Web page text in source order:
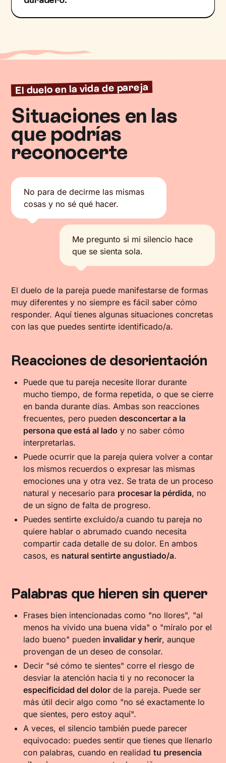
El duelo en la vida de pareja
Situaciones en las
que podrías
reconocerte
No para de decirme las mismas
cosas y no sé qué hacer.
Me pregunto si mi silencio hace
que se sienta sola.
El duelo de la pareja puede manifestarse de formas
muy diferentes y no siempre es fácil saber cómo
responder. Aquí tienes algunas situaciones concretas
con las que puedes sentirte identificado/a.
Reacciones de desorientación
Puede que tu pareja necesite llorar durante
mucho tiempo, de forma repetida, o que se cierre
en banda durante días. Ambas son reacciones
frecuentes, pero puedendesconcertar a la
persona que está al lado y no saber cómo
interpretarlas.
Puede ocurrir que la pareja quiera volver a contar
los mismos recuerdos o expresar las mismas
emociones una y otra vez. Se trata de un proceso
natural y necesario para procesar la pérdida, no
de un signo de falta de progreso.
Puedes sentirte excluido/a cuando tu pareja no
quiere hablar o abrumado cuando necesita
compartir cada detalle de su dolor. En ambos
casos, es natural sentirte angustiado/a.
Palabras que hieren sin querer
Frases bien intencionadas como "no llores", "al
menos ha vivido una buena vida" o "míralo por el
lado bueno" pueden invalidar y herir, aunque
provengan de un deseo de consolar.
Decir "sé cómo te sientes" corre el riesgo de
desviar la atención hacia ti y no reconocer la
especificidad del dolor de la pareja. Puede ser
más útil decir algo como "no sé exactamente lo
que sientes, pero estoy aquí".
A veces, el silencio también puede parecer
equivocado: puedes sentir que tienes que llenarlo
con palabras, cuando en realidadtu presencia